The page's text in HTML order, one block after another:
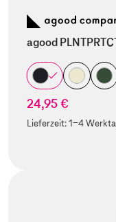
agood
24,95 €
Lieferzeit:1-4